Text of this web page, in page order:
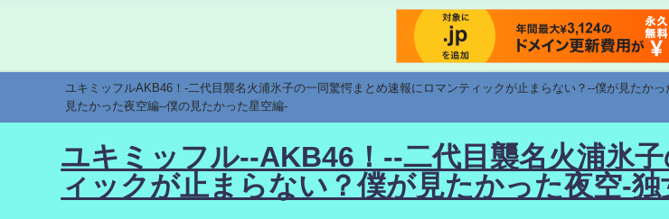
ユキミッフルAKB46！-二代目襲名火浦氷子の一同驚愕まとめ速報にロマンティックが止まらない？--僕が見たか
見たかった夜空編--僕の見たかった星空編-
ユキミッフル--AKB46！--二代目襲名火浦氷
ィックが止まらない？僕が見たかった夜空-